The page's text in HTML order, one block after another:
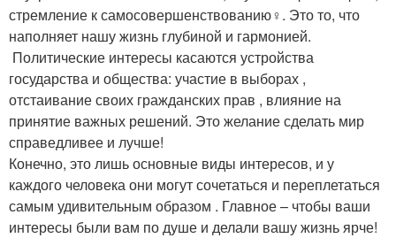
стремление к самосовершенствованию‍♀️. Это то, что
наполняет нашу жизнь глубиной и гармонией.
️ Политические интересы касаются устройства
государства и общества: участие в выборах ️,
отстаивание своих гражданских прав , влияние на
принятие важных решений. Это желание сделать мир
справедливее и лучше!
Конечно, это лишь основные виды интересов, и у
каждого человека они могут сочетаться и переплетаться
самым удивительным образом . Главное – чтобы ваши
интересы были вам по душе и делали вашу жизнь ярче!